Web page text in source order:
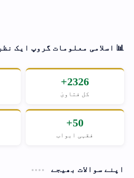
📊 اسلامی معلومات گروپ ایک
2326+
کل فتاویٰ
50+
فقہی ابواب
اپنے سوالات بھیجے